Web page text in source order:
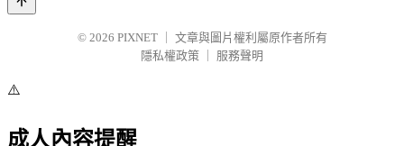
© 2026 PIXNET
文章與圖片權利屬原作者所有
隱私權政策
服務聲明
⚠️
成人內容提醒